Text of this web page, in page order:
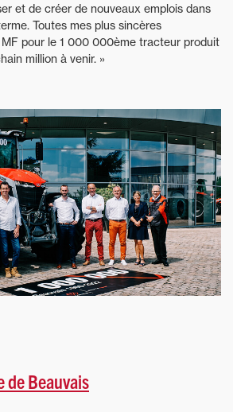
et de créer de nouveaux emplois dans
Toutes mes plus sincères
MF pour le 1 000 000ème tracteur produit
million à venir. »
de Beauvais